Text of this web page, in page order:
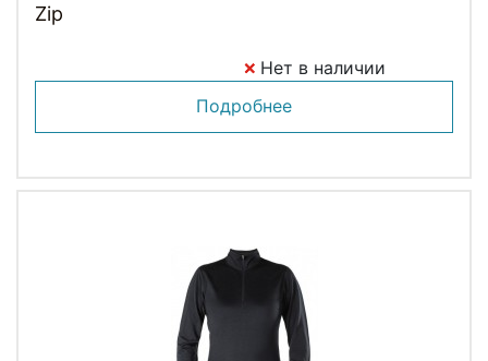
Zip
Нет в наличии
Подробнее